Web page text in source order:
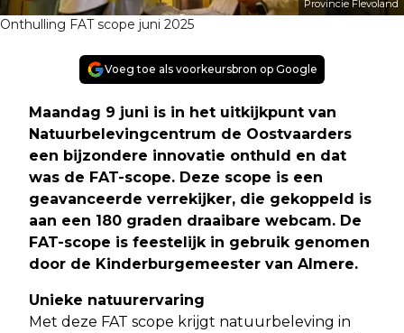
Provincie Flevoland
Onthulling FAT scope juni 2025
Voeg toe als voorkeursbron op Google
Maandag 9 juni is in het uitkijkpunt van
Natuurbelevingcentrum de Oostvaarders
een bijzondere innovatie onthuld en dat
was de FAT-scope. Deze scope is een
geavanceerde verrekijker, die gekoppeld is
aan een 180 graden draaibare webcam. De
FAT-scope is feestelijk in gebruik genomen
door de Kinderburgemeester van Almere.
Unieke natuurervaring
Met deze FAT scope krijgt natuurbeleving in